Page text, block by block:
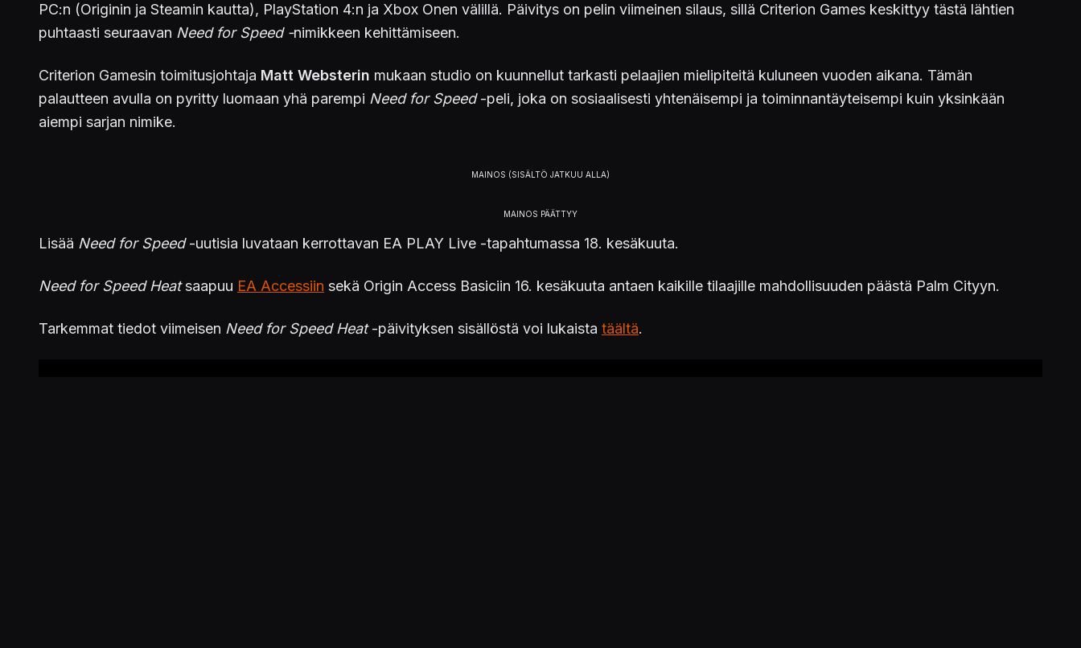
PC:n (Originin ja Steamin kautta), PlayStation 4:n ja Xbox Onen välillä. Päivitys on pelin viimeinen silaus, sillä Criterion Games keskittyy tästä lähtien
puhtaasti seuraavan Need for Speed -nimikkeen kehittämiseen.
Criterion Gamesin toimitusjohtaja Matt Websterin mukaan studio on kuunnellut tarkasti pelaajien mielipiteitä kuluneen vuoden aikana. Tämän
palautteen avulla on pyritty luomaan yhä parempi Need for Speed-peli, joka on sosiaalisesti yhtenäisempi ja toiminnantäyteisempi kuin yksinkään
aiempi sarjan nimike.
Lisää Need for Speed-uutisia luvataan kerrottavan EA PLAY Live -tapahtumassa 18. kesäkuuta.
Need for Speed ​​Heatsaapuu EA Accessiin sekä Origin Access Basiciin 16. kesäkuuta antaen kaikille tilaajille mahdollisuuden päästä Palm Cityyn.
Tarkemmat tiedot viimeisen Need for Speed ​​Heat-päivityksen sisällöstä voi lukaista täältä.